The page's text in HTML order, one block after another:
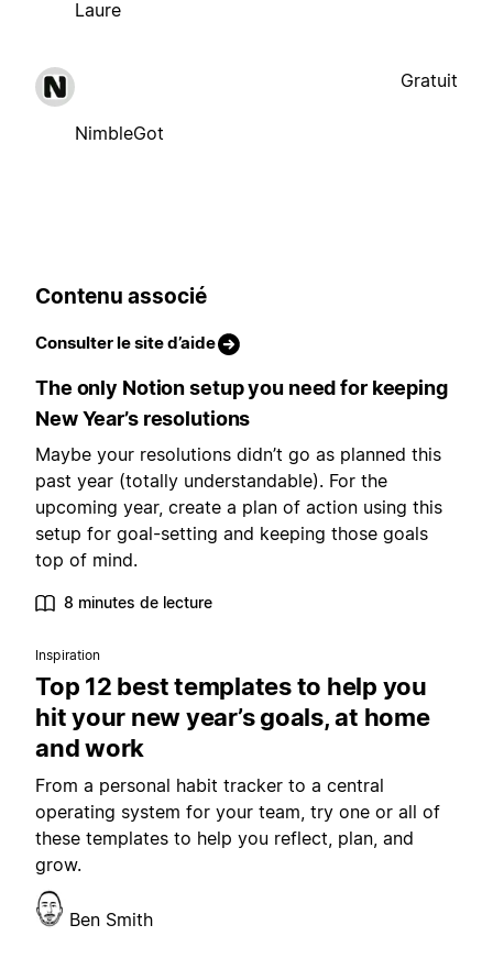
Laure
NimbleGot
Gratuit
Contenu associé
Consulter le site d’aide
The only Notion setup you need for keeping
New Year’s resolutions
Maybe your resolutions didn’t go as planned this
past year (totally understandable). For the
upcoming year, create a plan of action using this
setup for goal-setting and keeping those goals
top of mind.
8 minutes de lecture
Inspiration
Top 12 best templates to help you
hit your new year’s goals, at home
and work
From a personal habit tracker to a central
operating system for your team, try one or all of
these templates to help you reflect, plan, and
grow.
Ben Smith